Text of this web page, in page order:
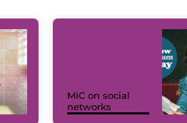
MiC on social
networks